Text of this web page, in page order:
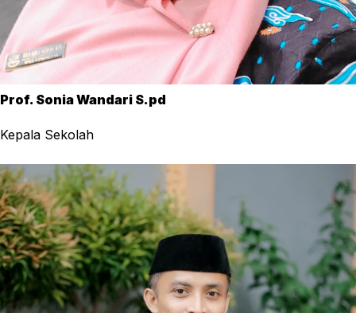
Prof. Sonia Wandari S.pd
Kepala Sekolah